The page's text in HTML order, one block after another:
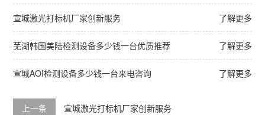
了解更多
宣城激光打标机厂家创新服务
了解更多
芜湖韩国美陆检测设备多少钱一台优质推荐
了解更多
宣城AOI检测设备多少钱一台来电咨询
上一条
宣城激光打标机厂家创新服务